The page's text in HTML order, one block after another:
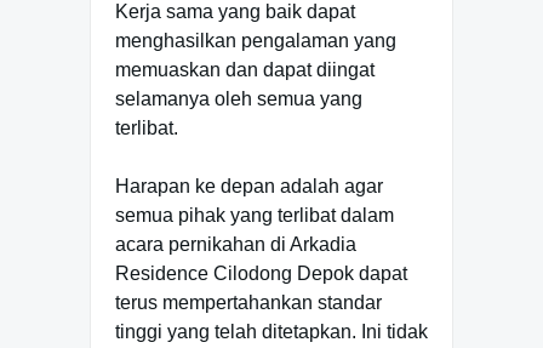
Kerja sama yang baik dapat
menghasilkan pengalaman yang
memuaskan dan dapat diingat
selamanya oleh semua yang
terlibat.
Harapan ke depan adalah agar
semua pihak yang terlibat dalam
acara pernikahan di Arkadia
Residence Cilodong Depok dapat
terus mempertahankan standar
tinggi yang telah ditetapkan. Ini tidak